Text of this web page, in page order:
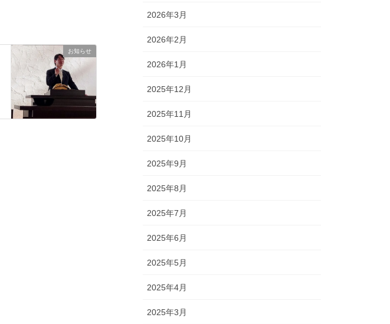
お知らせ
2026年3月
2026年2月
2026年1月
2025年12月
2025年11月
2025年10月
2025年9月
2025年8月
2025年7月
2025年6月
2025年5月
2025年4月
2025年3月